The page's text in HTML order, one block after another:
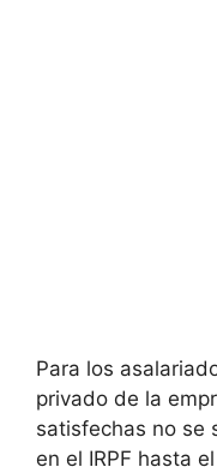
Para los
privado de la
satisfechas no se
en el IRPF hasta